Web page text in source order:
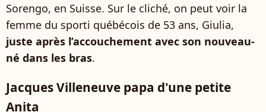
Sorengo, en Suisse. Sur le cliché, on peut voir la
femme du sporti québécois de 53 ans, Giulia,
juste après l’accouchement avec son nouveau-
né dans les bras.
Jacques Villeneuve papa d'une petite
Anita